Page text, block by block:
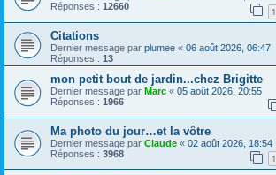
Réponses : 12660 1
Citations
Dernier message par plumee « 06 août 2026, 06:47
Réponses : 13
mon petit bout de jardin...chez Brigitte
Dernier message par Marc « 05 août 2026, 20:55
Réponses : 1966
Ma photo du jour…et la vôtre
Dernier message par Claude « 02 août 2026, 18:54
Réponses : 3968 1